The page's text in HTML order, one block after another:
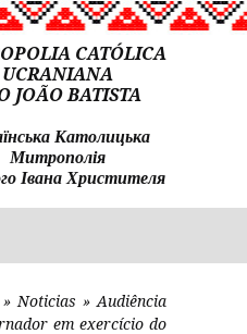
CATÓLICA
UCRANIANA
JOÃO BATISTA
Католицька
Митрополія
Івана Христителя
» Noticias »Audiência
em exercício do